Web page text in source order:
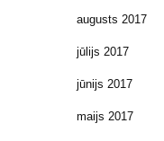
augusts 2017
jūlijs 2017
jūnijs 2017
maijs 2017